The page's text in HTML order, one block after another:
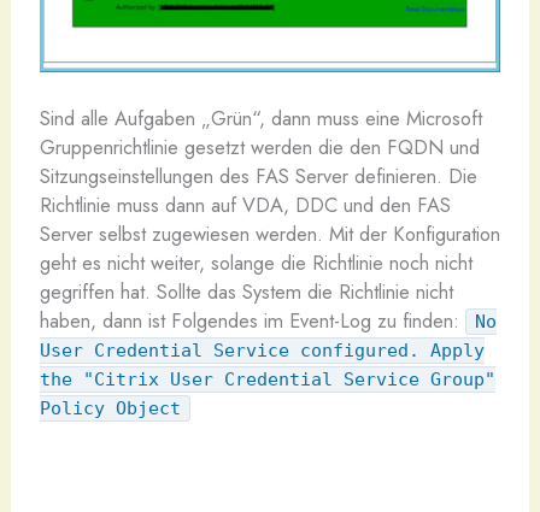
Sind alle Aufgaben „Grün“, dann muss eine Microsoft
Gruppenrichtlinie gesetzt werden die den FQDN und
Sitzungseinstellungen des FAS Server definieren. Die
Richtlinie muss dann auf VDA, DDC und den FAS
Server selbst zugewiesen werden. Mit der Konfiguration
geht es nicht weiter, solange die Richtlinie noch nicht
gegriffen hat. Sollte das System die Richtlinie nicht
haben, dann ist Folgendes im Event-Log zu finden:
No
User Credential Service configured. Apply
the "Citrix User Credential Service Group"
Policy Object